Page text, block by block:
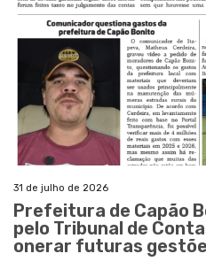
31 de julho de 2026
Prefeitura de Capão
pelo Tribunal de
onerar futuras